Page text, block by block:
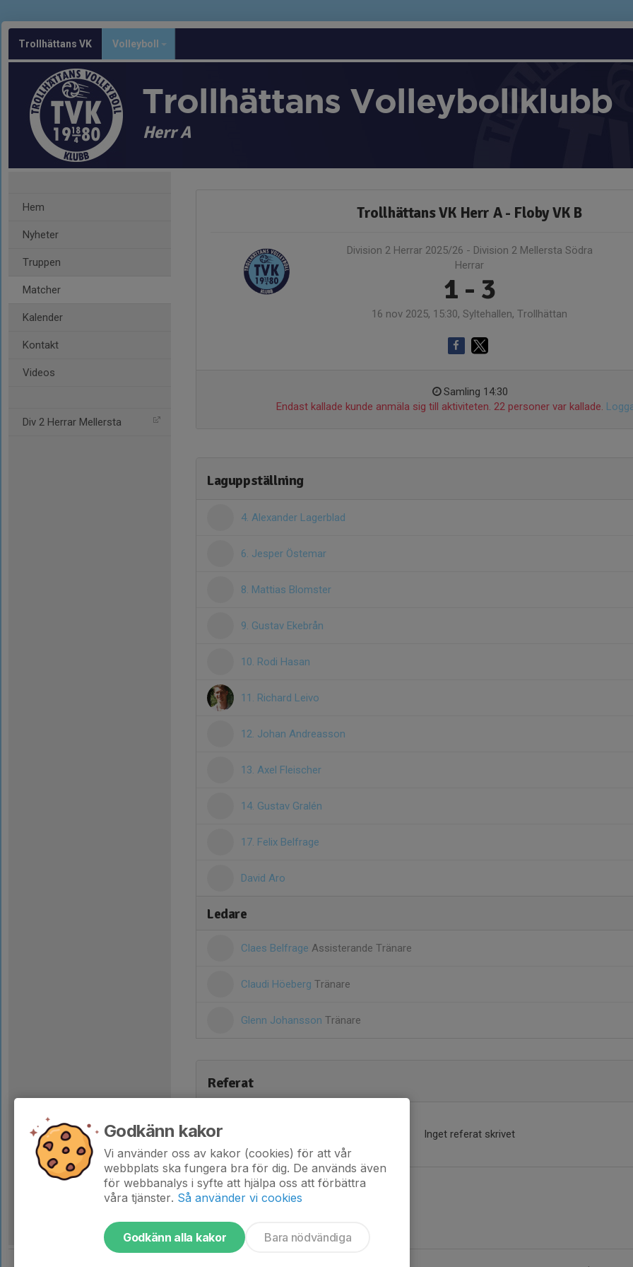
Trollhättans VK Volleyboll
Trollhättans Volleybollklubb
Herr A
Hem
Nyheter
Truppen
Matcher
Kalender
Kontakt
Videos
Div 2 Herrar Mellersta
Trollhättans VK Herr A - Floby VK B
Division 2 Herrar 2025/26 - Division 2 Mellersta Södra
Herrar
1 - 3
16 nov 2025, 15:30, Syltehallen, Trollhättan
Samling 14:30
Endast kallade kunde anmäla sig till aktiviteten. 22 personer var kallade.
Laguppställning
4. Alexander Lagerblad
6. Jesper Östemar
8. Mattias Blomster
9. Gustav Ekebrån
10. Rodi Hasan
11. Richard Leivo
12. Johan Andreasson
13. Axel Fleischer
14. Gustav Gralén
17. Felix Belfrage
David Aro
Ledare
Claes Belfrage Assisterande Tränare
Claudi Höeberg Tränare
Glenn Johansson Tränare
Referat
Inget referat skrivet
Godkänn kakor
Vi använder oss av kakor (cookies) för att vår
webbplats ska fungera bra för dig. De används även
för webbanalys i syfte att hjälpa oss att förbättra
våra tjänster. Så använder vi cookies
Godkänn alla kakor Bara nödvändiga